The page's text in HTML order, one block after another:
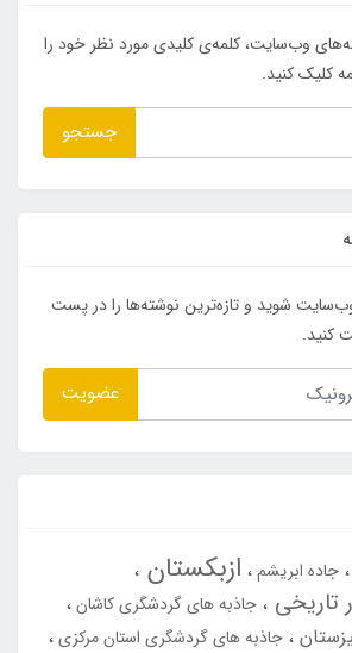
وب‌سایت، کلمه‌ی کلیدی مورد نظر خود را
کلیک کنید.
جستجو
شوید و تازه‌ترین نوشته‌ها را در پست
کنید.
عضویت
جاده ابریشم ازبکستان
تاریخی جاذبه های گردشگری کاشان
جاذبه های گردشگری استان مرکزی